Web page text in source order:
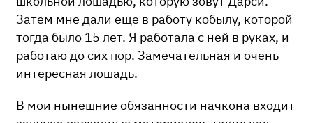
Затем мне дали еще в работу кобылу, которой
тогда было 15 лет. Я работала с ней в руках, и
работаю до сих пор. Замечательная и очень
интересная лошадь.
В мои нынешние обязанности начкона входит